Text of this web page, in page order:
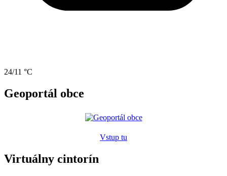
24/11 °C
Geoportál obce
Vstup tu
Virtuálny cintorín